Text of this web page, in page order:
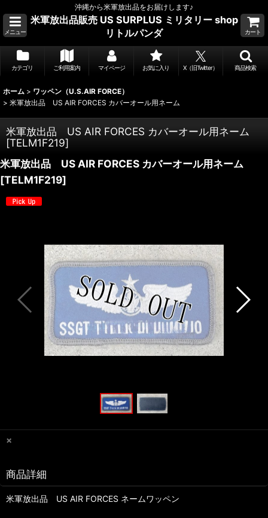
沖縄から米軍放出品をお届けします♪
メニュー
米軍放出品販売 US SURPLUS ミリタリー shop
リトルパンダ
カート
カテゴリ ご利用案内 マイページ お気に入り X（旧Twitter） 商品検索
ホーム > ワッペン（U.S.AIR FORCE）
> 米軍放出品 US AIR FORCES カバーオール用ネーム
米軍放出品 US AIR FORCES カバーオール用ネーム
[TELM1F219]
米軍放出品 US AIR FORCES カバーオール用ネーム
[TELM1F219]
×
商品詳細
米軍放出品 US AIR FORCES ネームワッペン